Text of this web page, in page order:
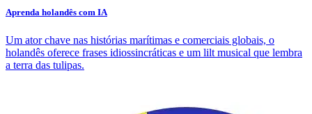
Aprenda holandês com IA
Um ator chave nas histórias marítimas e comerciais globais, o
holandês oferece frases idiossincráticas e um lilt musical que lembra
a terra das tulipas.